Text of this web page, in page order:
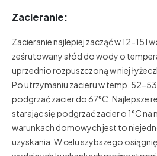
Zacieranie:
Zacieranie najlepiej zacząć w 12-15 l
ześrutowany słód do wody o
uprzednio rozpuszczoną w niej
Po utrzymaniu zacieru w temp. 52-
podgrzać zacier do 67°C. Najlepsze
starając się podgrzać zacier o 1°C na
warunkach domowych jest to
uzyskania. W celu szybszego